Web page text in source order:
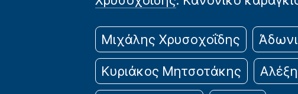
Μιχάλης Χρυσοχοΐδης
Κυριάκος Μητσοτάκης